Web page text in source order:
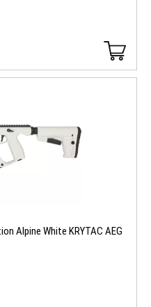
Alpine White KRYTAC AEG